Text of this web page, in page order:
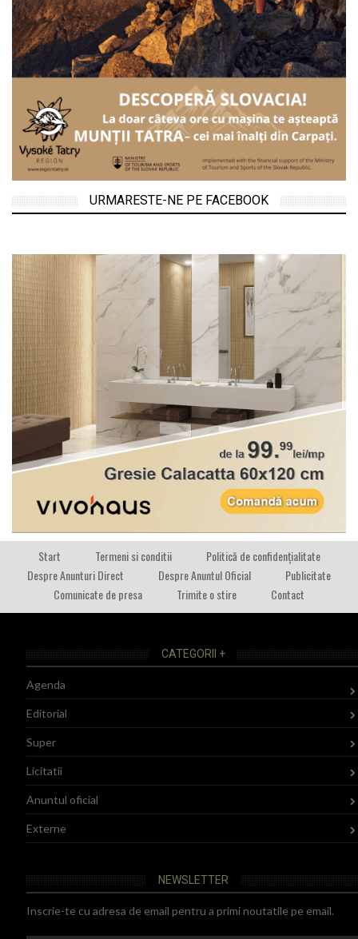
URMARESTE-NE PE FACEBOOK
Start Termeni si conditii
Politică de confidențialitate
Despre Anunturi Direct
Despre Anuntul Oficial
Publicitate
Comunicate de presa
Trimite o stire Contact
CATEGORII +
Agenda
Editorial
Super
Licitatii
Anuntul oficial
Externe
NEWSLETTER
Inscrie-te cu adresa de email pentru a primi noutatile pe email.